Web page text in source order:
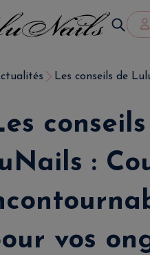
Les conseils de
:
vos